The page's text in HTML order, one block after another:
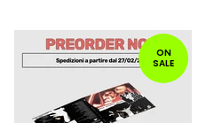
ON
SALE